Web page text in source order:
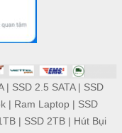
| SSD 2.5 SATA| SSD
| Ram Laptop| SSD
| SSD 2TB| Hút Bụi